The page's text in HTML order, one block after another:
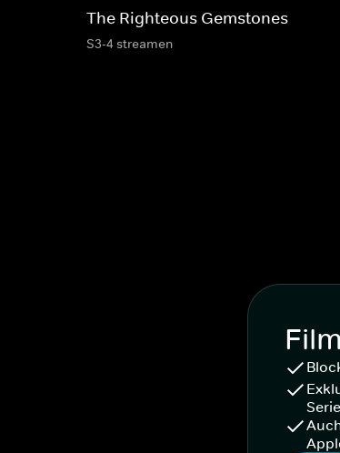
The Righteous Gemstones
S3-4 streamen